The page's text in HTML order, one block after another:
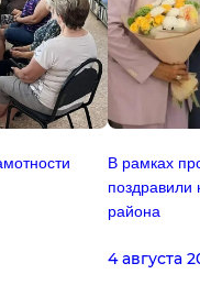
В рамках
поздравили
района
4 августа